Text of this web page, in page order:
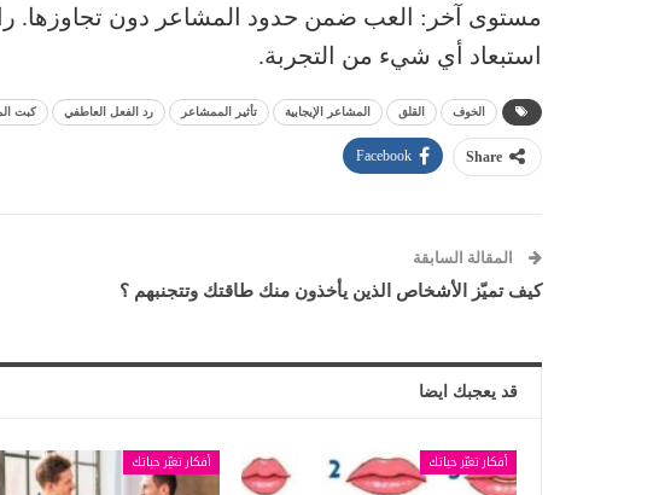
مستوى آخر: العب ضمن حدود المشاعر دون تجاوزها.
استبعاد أي شيء من التجربة.
الخوف القلق المشاعر الإيجابية تأثير الممشاعر رد الفعل العاطفي كبت
Share
Facebook
المقالة السابقة
كيف تميّز الأشخاص الذين يأخذون منك طاقتك وتتجنبهم ؟
قد يعجبك ايضا
أفكار تغيّر حياتك أفكار تغيّر حياتك